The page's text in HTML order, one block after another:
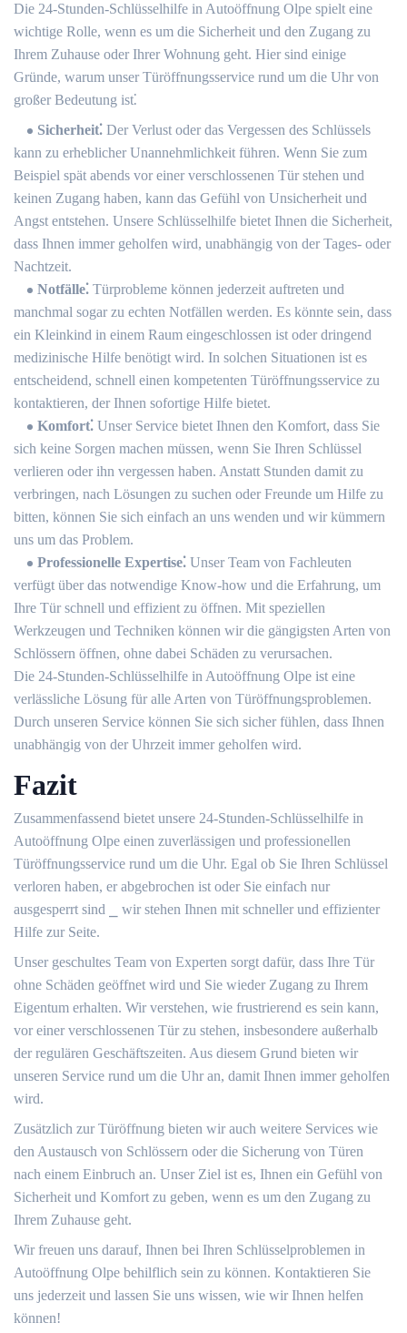
Die 24-Stunden-Schlüsselhilfe in Autoöffnung Olpe spielt eine
wichtige Rolle, wenn es um die Sicherheit und den Zugang zu
Ihrem Zuhause oder Ihrer Wohnung geht. Hier sind einige
Gründe, warum unser Türöffnungsservice rund um die Uhr von
großer Bedeutung ist⁚
Sicherheit⁚ Der Verlust oder das Vergessen des Schlüssels
kann zu erheblicher Unannehmlichkeit führen.​ Wenn Sie zum
Beispiel spät abends vor einer verschlossenen Tür stehen und
keinen Zugang haben, kann das Gefühl von Unsicherheit und
Angst entstehen.​ Unsere Schlüsselhilfe bietet Ihnen die Sicherheit,
dass Ihnen immer geholfen wird, unabhängig von der Tages- oder
Nachtzeit.
Notfälle⁚ Türprobleme können jederzeit auftreten und
manchmal sogar zu echten Notfällen werden.​ Es könnte sein, dass
ein Kleinkind in einem Raum eingeschlossen ist oder dringend
medizinische Hilfe benötigt wird.​ In solchen Situationen ist es
entscheidend, schnell einen kompetenten Türöffnungsservice zu
kontaktieren, der Ihnen sofortige Hilfe bietet.​
Komfort⁚ Unser Service bietet Ihnen den Komfort, dass Sie
sich keine Sorgen machen müssen, wenn Sie Ihren Schlüssel
verlieren oder ihn vergessen haben.​ Anstatt Stunden damit zu
verbringen, nach Lösungen zu suchen oder Freunde um Hilfe zu
bitten, können Sie sich einfach an uns wenden und wir kümmern
uns um das Problem.​
Professionelle Expertise⁚ Unser Team von Fachleuten
verfügt über das notwendige Know-how und die Erfahrung, um
Ihre Tür schnell und effizient zu öffnen.​ Mit speziellen
Werkzeugen und Techniken können wir die gängigsten Arten von
Schlössern öffnen, ohne dabei Schäden zu verursachen.​
Die 24-Stunden-Schlüsselhilfe in Autoöffnung Olpe ist eine
verlässliche Lösung für alle Arten von Türöffnungsproblemen.​
Durch unseren Service können Sie sich sicher fühlen, dass Ihnen
unabhängig von der Uhrzeit immer geholfen wird.​
Fazit
Zusammenfassend bietet unsere 24-Stunden-Schlüsselhilfe in
Autoöffnung Olpe einen zuverlässigen und professionellen
Türöffnungsservice rund um die Uhr.​ Egal ob Sie Ihren Schlüssel
verloren haben, er abgebrochen ist oder Sie einfach nur
ausgesperrt sind ⎯ wir stehen Ihnen mit schneller und effizienter
Hilfe zur Seite.​
Unser geschultes Team von Experten sorgt dafür, dass Ihre Tür
ohne Schäden geöffnet wird und Sie wieder Zugang zu Ihrem
Eigentum erhalten. Wir verstehen, wie frustrierend es sein kann,
vor einer verschlossenen Tür zu stehen, insbesondere außerhalb
der regulären Geschäftszeiten. Aus diesem Grund bieten wir
unseren Service rund um die Uhr an, damit Ihnen immer geholfen
wird.​
Zusätzlich zur Türöffnung bieten wir auch weitere Services wie
den Austausch von Schlössern oder die Sicherung von Türen
nach einem Einbruch an.​ Unser Ziel ist es, Ihnen ein Gefühl von
Sicherheit und Komfort zu geben, wenn es um den Zugang zu
Ihrem Zuhause geht.​
Wir freuen uns darauf, Ihnen bei Ihren Schlüsselproblemen in
Autoöffnung Olpe behilflich sein zu können.​ Kontaktieren Sie
uns jederzeit und lassen Sie uns wissen, wie wir Ihnen helfen
können!​